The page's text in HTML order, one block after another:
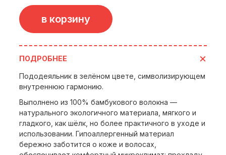
в корзину
ПОДРОБНЕЕ
Пододеяльник в зелёном цвете, символизирующем
внутреннюю гармонию.
Выполнено из 100% бамбукового волокна —
натурального экологичного материала, мягкого и
гладкого, как шёлк, но более практичного в уходе и
использовании. Гипоаллергенный материал
бережно заботится о коже и волосах,